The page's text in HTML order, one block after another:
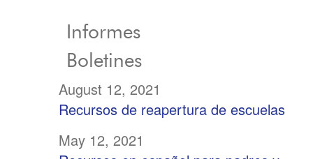
Informes
Boletines
August 12, 2021
Recursos de reapertura de escuelas
May 12, 2021